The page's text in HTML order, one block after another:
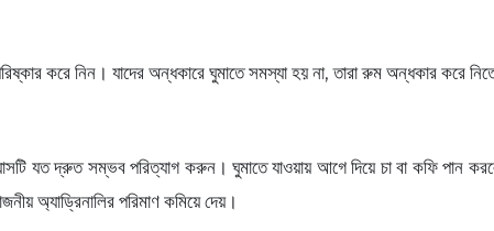
করে নিন। যাদের অন্ধকারে ঘুমাতে সমস্যা হয় না, তারা রুম অন্ধকার করে
যত দ্রুত সম্ভব পরিত্যাগ করুন। ঘুমাতে যাওয়ায় আগে দিয়ে চা বা কফি পান
অ্যাড্রিনালির পরিমাণ কমিয়ে দেয়।